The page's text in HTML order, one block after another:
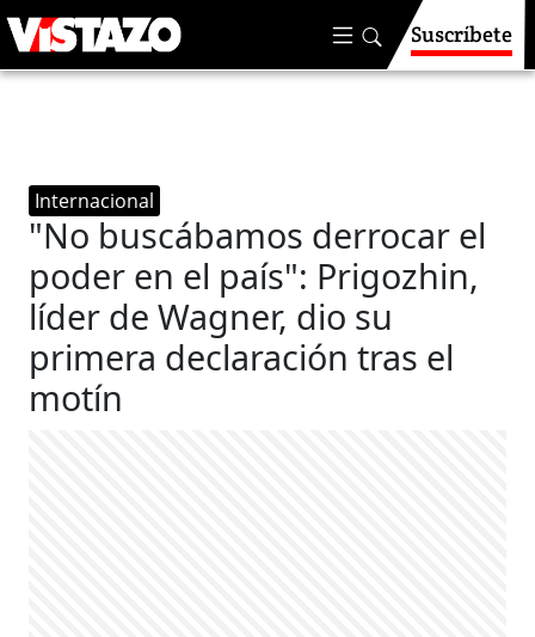
Suscríbete
Internacional
"No buscábamos derrocar el
poder en el país": Prigozhin,
líder de Wagner, dio su
primera declaración tras el
motín